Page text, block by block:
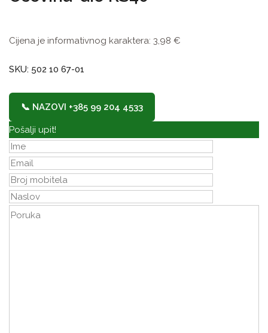
Cijena je informativnog karaktera: 3,98 €
SKU: 502 10 67-01
📞 NAZOVI +385 99 204 4533
Pošalji upit!